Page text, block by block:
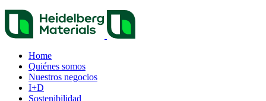
Home
Quiénes somos
Nuestros negocios
I+D
Sostenibilidad